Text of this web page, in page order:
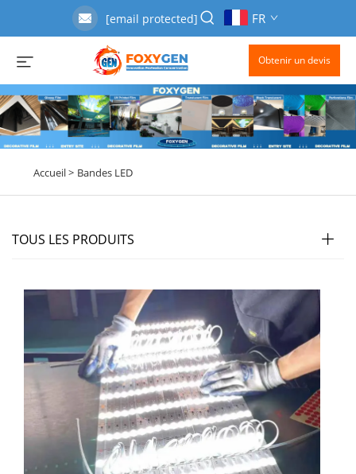
[email protected] FR
Obtenir un devis
Accueil > Bandes LED
TOUS LES PRODUITS